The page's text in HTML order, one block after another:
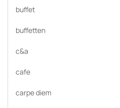
buffet
buffetten
c&a
cafe
carpe diem